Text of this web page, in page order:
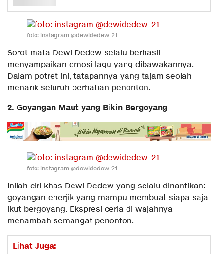
foto: instagram @dewidedew_21
Sorot mata Dewi Dedew selalu berhasil
menyampaikan emosi lagu yang dibawakannya.
Dalam potret ini, tatapannya yang tajam seolah
menarik seluruh perhatian penonton.
2. Goyangan Maut yang Bikin Bergoyang
foto: instagram @dewidedew_21
Inilah ciri khas Dewi Dedew yang selalu dinantikan:
goyangan enerjik yang mampu membuat siapa saja
ikut bergoyang. Ekspresi ceria di wajahnya
menambah semangat penonton.
Lihat Juga: